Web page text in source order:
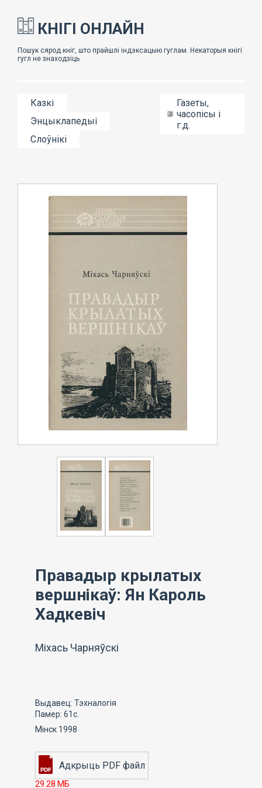
КНІГІ ОНЛАЙН
Казкі
Энцыклапедыі
Слоўнікі
Газеты,
часопісы і
г.д.
Правадыр крылатых
вершнікаў: Ян Кароль
Хадкевіч
Міхась Чарняўскі
Выдавец: Тэхналогія
Памер: 61с.
Мінск 1998
29.28 МБ